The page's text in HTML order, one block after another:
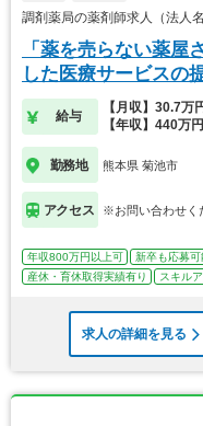
調剤薬局の薬剤師求人（法人
「薬を売らない薬屋
した医療サービスの
給与
【月収】30.7万
【年収】440万
勤務地 熊本県 菊池市
アクセス ※お問い合わせく
年収800万円以上可 新卒も応募可
産休・育休取得実績有り
スキル
求人の詳細を見る